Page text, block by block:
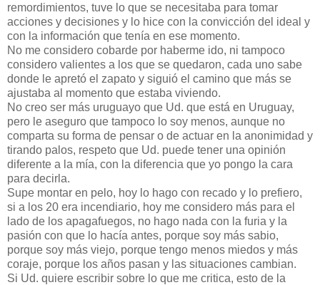
remordimientos, tuve lo que se necesitaba para tomar
acciones y decisiones y lo hice con la convicción del ideal y
con la información que tenía en ese momento.
No me considero cobarde por haberme ido, ni tampoco
considero valientes a los que se quedaron, cada uno sabe
donde le apretó el zapato y siguió el camino que más se
ajustaba al momento que estaba viviendo.
No creo ser más uruguayo que Ud. que está en Uruguay,
pero le aseguro que tampoco lo soy menos, aunque no
comparta su forma de pensar o de actuar en la anonimidad y
tirando palos, respeto que Ud. puede tener una opinión
diferente a la mía, con la diferencia que yo pongo la cara
para decirla.
Supe montar en pelo, hoy lo hago con recado y lo prefiero,
si a los 20 era incendiario, hoy me considero más para el
lado de los apagafuegos, no hago nada con la furia y la
pasión con que lo hacía antes, porque soy más sabio,
porque soy más viejo, porque tengo menos miedos y más
coraje, porque los años pasan y las situaciones cambian.
Si Ud. quiere escribir sobre lo que me critica, esto de la